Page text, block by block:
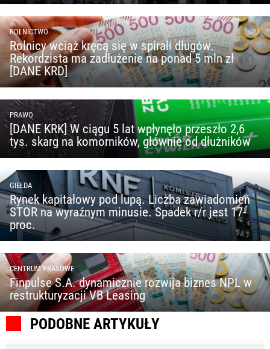
ROLNICTWO
Rolnicy wciąż kręcą się w spirali długów.
Rekordzista ma zadłużenie na ponad 5 mln zł
[DANE KRD]
PRAWO
[DANE KRK] W ciągu 5 lat wpłynęło przeszło 2,6
tys. skarg na komorników, głównie od dłużników
GIEŁDA
Rynek kapitałowy pod lupą. Liczba zawiadomień
STOR na wyraźnym minusie. Spadek r/r jest 17-
proc.
CENTRUM PRASOWE
Finpulse S.A. dynamicznie rozwija biznes NPL w
restrukturyzacji VB Leasing
PODOBNE ARTYKUŁY